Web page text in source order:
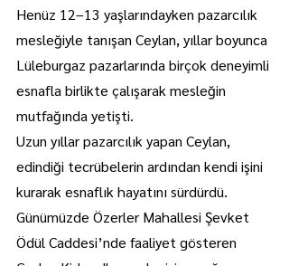
Henüz 12–13 yaşlarındayken pazarcılık
mesleğiyle tanışan Ceylan, yıllar boyunca
Lüleburgaz pazarlarında birçok deneyimli
esnafla birlikte çalışarak mesleğin
mutfağında yetişti.
Uzun yıllar pazarcılık yapan Ceylan,
edindiği tecrübelerin ardından kendi işini
kurarak esnaflık hayatını sürdürdü.
Günümüzde Özerler Mahallesi Şevket
Ödül Caddesi’nde faaliyet gösteren